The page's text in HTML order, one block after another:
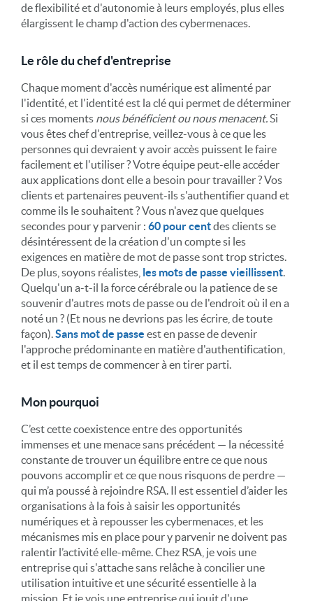
de flexibilité et d'autonomie à leurs employés, plus elles
élargissent le champ d'action des cybermenaces.
Le rôle du chef d'entreprise
Chaque moment d'accès numérique est alimenté par
l'identité, et l'identité est la clé qui permet de déterminer
si ces moments nous bénéficient ou nous menacent. Si
vous êtes chef d'entreprise, veillez-vous à ce que les
personnes qui devraient y avoir accès puissent le faire
facilement et l'utiliser ? Votre équipe peut-elle accéder
aux applications dont elle a besoin pour travailler ? Vos
clients et partenaires peuvent-ils s'authentifier quand et
comme ils le souhaitent ? Vous n'avez que quelques
secondes pour y parvenir : 60 pour centdes clients se
désintéressent de la création d'un compte si les
exigences en matière de mot de passe sont trop strictes.
De plus, soyons réalistes, les mots de passe vieillissent
Quelqu'un a-t-il la force cérébrale ou la patience de se
souvenir d'autres mots de passe ou de l'endroit où il en a
noté un ? (Et nous ne devrions pas les écrire, de toute
façon). Sans mot de passe est en passe de devenir
l'approche prédominante en matière d'authentification,
et il est temps de commencer à en tirer parti.
Mon pourquoi
C’est cette coexistence entre des opportunités
immenses et une menace sans précédent — la nécessité
constante de trouver un équilibre entre ce que nous
pouvons accomplir et ce que nous risquons de perdre —
qui m’a poussé à rejoindre RSA. Il est essentiel d’aider les
organisations à la fois à saisir les opportunités
numériques et à repousser les cybermenaces, et les
mécanismes mis en place pour y parvenir ne doivent pas
ralentir l’activité elle-même. Chez RSA, je vois une
entreprise qui s'attache sans relâche à concilier une
utilisation intuitive et une sécurité essentielle à la
mission. Et je vois une entreprise qui jouit d'une